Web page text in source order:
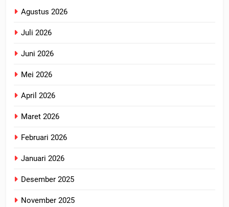
Agustus 2026
Juli 2026
Juni 2026
Mei 2026
April 2026
Maret 2026
Februari 2026
Januari 2026
Desember 2025
November 2025